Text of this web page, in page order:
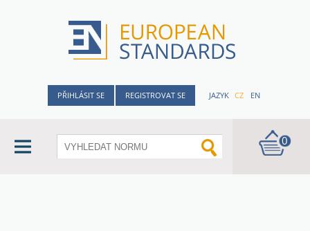
PŘIHLÁSIT SE REGISTROVAT SE JAZYK CZ EN
0